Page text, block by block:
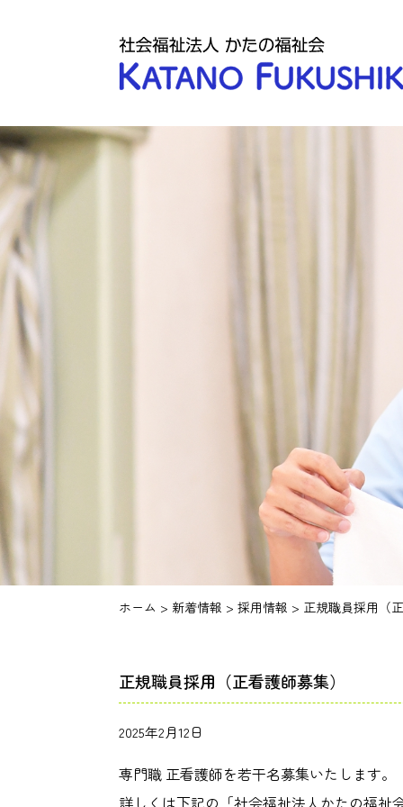
ホーム > 新着情報 > 採用情報 > 正規職員採用（
正規職員採用（正看護師募集）
2025年2月12日
専門職 正看護師を若干名募集いたします。
詳しくは下記の「社会福祉法人かたの福祉